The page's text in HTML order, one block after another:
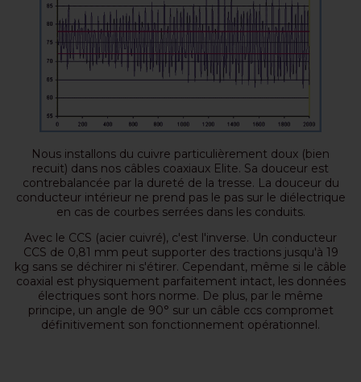
Nous installons du cuivre particulièrement doux (bien
recuit) dans nos câbles coaxiaux Elite. Sa douceur est
contrebalancée par la dureté de la tresse. La douceur du
conducteur intérieur ne prend pas le pas sur le diélectrique
en cas de courbes serrées dans les conduits.
Avec le CCS (acier cuivré), c'est l'inverse. Un conducteur
CCS de 0,81 mm peut supporter des tractions jusqu'à 19
kg sans se déchirer ni s'étirer. Cependant, même si le câble
coaxial est physiquement parfaitement intact, les données
électriques sont hors norme. De plus, par le même
principe, un angle de 90° sur un câble ccs compromet
définitivement son fonctionnement opérationnel.